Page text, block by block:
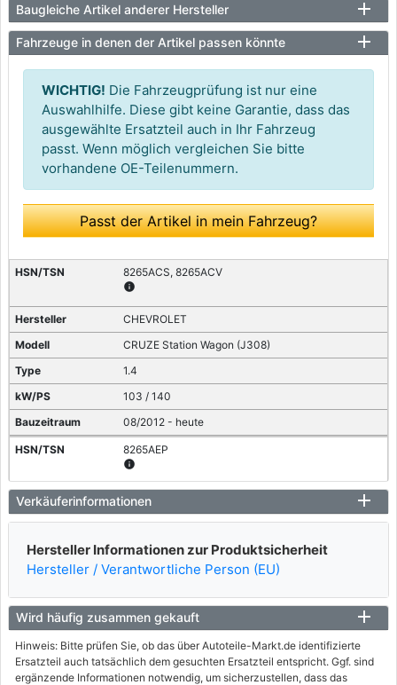
Baugleiche Artikel anderer Hersteller
Fahrzeuge in denen der Artikel passen könnte
WICHTIG! Die Fahrzeugprüfung ist nur eine
Auswahlhilfe. Diese gibt keine Garantie, dass das
ausgewählte Ersatzteil auch in Ihr Fahrzeug
passt. Wenn möglich vergleichen Sie bitte
vorhandene OE-Teilenummern.
Passt der Artikel in mein Fahrzeug?
8265ACS, 8265ACV
info
CHEVROLET
CRUZE Station Wagon (J308)
1.4
103 / 140
08/2012 - heute
8265AEP
info
CHEVROLET
CRUZE Station Wagon (J308)
1.4
74 / 101
07/2013 - 12/2015
8265AEI
info
CHEVROLET
Verkäuferinformationen
Hersteller Informationen zur Produktsicherheit
Hersteller / Verantwortliche Person (EU)
Wird häufig zusammen gekauft
Hinweis: Bitte prüfen Sie, ob das über Autoteile-Markt.de identifizierte
Ersatzteil auch tatsächlich dem gesuchten Ersatzteil entspricht. Ggf. sind
ergänzende Informationen notwendig, um sicherzustellen, dass das